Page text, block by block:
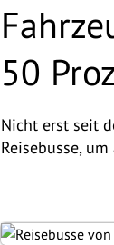
50
Nicht erst seit
Reisebusse,